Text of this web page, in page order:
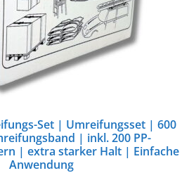
Set | Umreifungsset | 600
| inkl. 200 PP-
| extra starker Halt | Einfache
Anwendung